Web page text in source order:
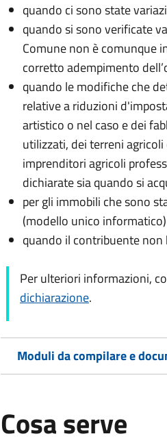
quando ci sono state
quando si sono verificate
Comune non è comunque
corretto adempimento
quando le modifiche che
relative a riduzioni
artistico o nel caso e dei
utilizzati, dei terreni
imprenditori agricoli
dichiarate sia quando si
per gli immobili che sono
(modello unico informatico)
quando il contribuente non
Per ulteriori informazioni,
dichiarazione.
Moduli da compilare e
Cosa serve